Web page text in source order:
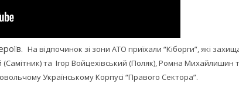
На відпочинок зі зони АТО приїхали “Кіборги”, які
та Ігор Войцехівський (Поляк), Ромна Михайлишин
Українському Корпусі “Правого Сектора”.